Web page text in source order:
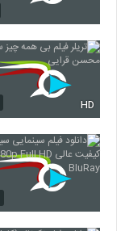
19
20
HD